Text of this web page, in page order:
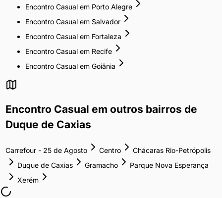
Encontro Casualem Porto Alegre
Encontro Casualem Salvador
Encontro Casualem Fortaleza
Encontro Casualem Recife
Encontro Casualem Goiânia
Encontro Casual em outros bairros de
Duque de Caxias
Carrefour - 25 de Agosto Centro
Chácaras Rio-Petrópolis
Duque de Caxias
Gramacho
Parque Nova Esperança
Xerém